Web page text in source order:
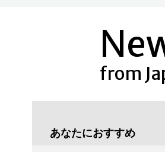
from
あなたにおすすめ